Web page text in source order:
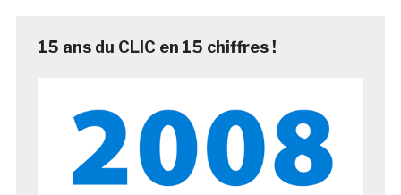
15 ans du CLIC en 15 chiffres !